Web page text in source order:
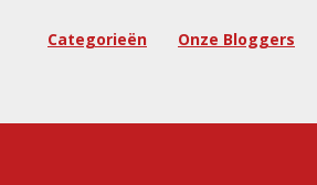
Categorieën Onze Bloggers